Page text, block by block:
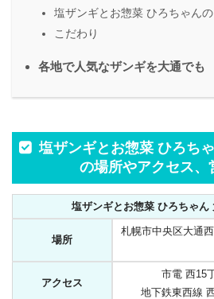
塩ザンギとお惣菜 ひろちゃん
こだわり
各地で人気なザンギを大通でも
塩ザンギとお惣菜 ひろち
の場所やアクセス、
塩ザンギとお惣菜 ひろちゃん
場所
札幌市中央区大通
アクセス
市電 西15
地下鉄東西線